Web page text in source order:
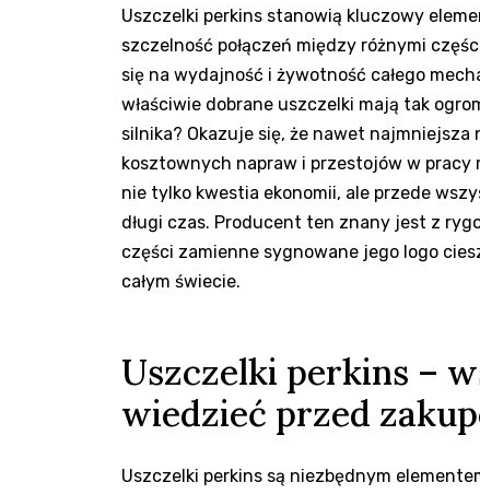
Uszczelki perkins stanowią kluczowy
szczelność połączeń między różnymi
się na wydajność i żywotność całego
właściwie dobrane uszczelki mają tak
silnika? Okazuje się, że nawet
kosztownych napraw i przestojów w pracy
nie tylko kwestia ekonomii, ale przede
długi czas. Producent ten znany jest z
części zamienne sygnowane jego logo
całym świecie.
Uszczelki perkins –
wiedzieć przed
Uszczelki perkins są niezbędnym